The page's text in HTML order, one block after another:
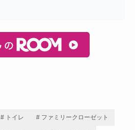
# トイレ # ファミリークローゼット